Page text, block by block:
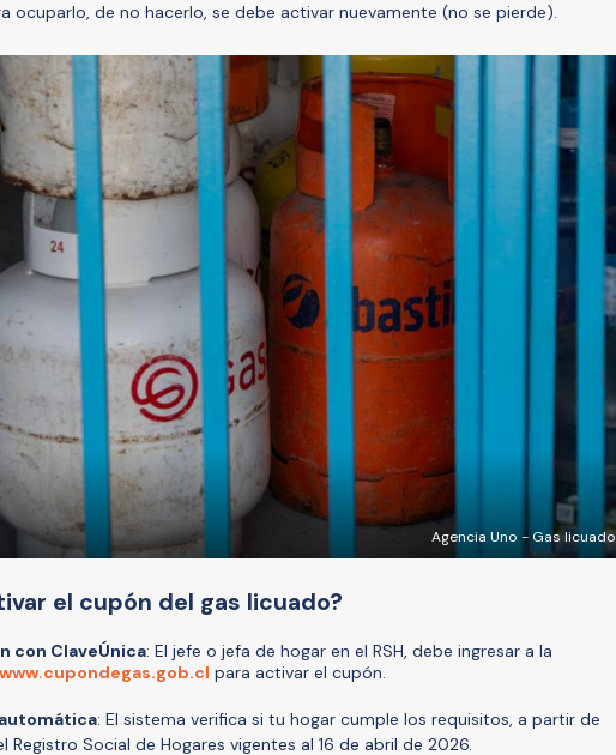
ocuparlo, de no hacerlo, se debe activar nuevamente (no se pierde).
Agencia Uno - Gas licuado
el cupón del gas licuado?
con ClaveÚnica: El jefe o jefa de hogar en el RSH, debe ingresar a la
www.cupondegas.gob.cl para activar el cupón.
: El sistema verifica si tu hogar cumple los requisitos, a partir de
Registro Social de Hogares vigentes al 16 de abril de 2026.